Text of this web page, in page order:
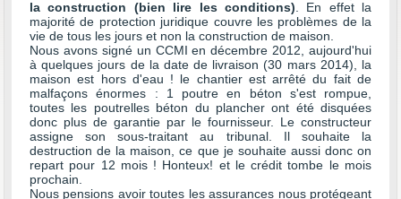
la construction (bien lire les conditions) . En effet la
majorité de protection juridique couvre les problèmes de la
vie de tous les jours et non la construction de maison.
Nous avons signé un CCMI en décembre 2012, aujourd'hui
à quelques jours de la date de livraison (30 mars 2014), la
maison est hors d'eau ! le chantier est arrêté du fait de
malfaçons énormes : 1 poutre en béton s'est rompue,
toutes les poutrelles béton du plancher ont été disquées
donc plus de garantie par le fournisseur. Le constructeur
assigne son sous-traitant au tribunal. Il souhaite la
destruction de la maison, ce que je souhaite aussi donc on
repart pour 12 mois ! Honteux! et le crédit tombe le mois
prochain.
Nous pensions avoir toutes les assurances nous protégeant